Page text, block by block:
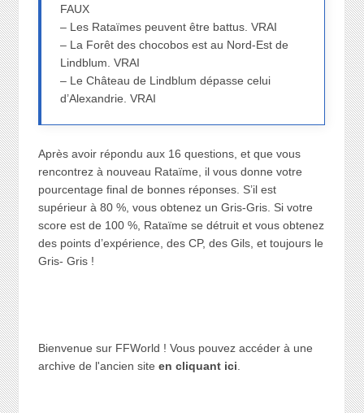
FAUX
– Les Rataïmes peuvent être battus. VRAI
– La Forêt des chocobos est au Nord-Est de
Lindblum. VRAI
– Le Château de Lindblum dépasse celui
d’Alexandrie. VRAI
Après avoir répondu aux 16 questions, et que vous
rencontrez à nouveau Rataïme, il vous donne votre
pourcentage final de bonnes réponses. S’il est
supérieur à 80 %, vous obtenez un Gris-Gris. Si votre
score est de 100 %, Rataïme se détruit et vous obtenez
des points d’expérience, des CP, des Gils, et toujours le
Gris- Gris !
Bienvenue sur FFWorld ! Vous pouvez accéder à une
archive de l'ancien site en cliquant ici